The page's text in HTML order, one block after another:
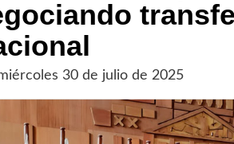
30 de julio de 2025